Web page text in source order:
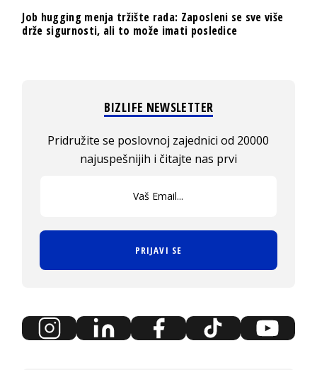
Job hugging menja tržište rada: Zaposleni se sve više
drže sigurnosti, ali to može imati posledice
BIZLIFE NEWSLETTER
Pridružite se poslovnoj zajednici od 20000
najuspešnijih i čitajte nas prvi
PRIJAVI SE